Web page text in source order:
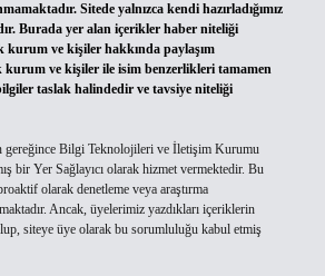
Sitede yalnızca kendi hazırladığımız
Burada yer alan içerikler haber niteliği
kurum ve kişiler hakkında paylaşım
kurum ve kişiler ile isim benzerlikleri tamamen
taslak halindedir ve tavsiye niteliği
gereğince Bilgi Teknolojileri ve İletişim Kurumu
bir Yer Sağlayıcı olarak hizmet vermektedir. Bu
olarak denetleme veya araştırma
Ancak, üyelerimiz yazdıkları içeriklerin
siteye üye olarak bu sorumluluğu kabul etmiş